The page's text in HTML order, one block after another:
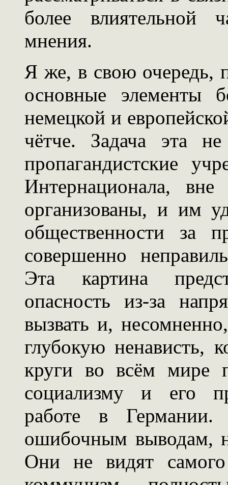
более влиятельной
мнения.
Я же, в свою очередь,
основные элементы
немецкой и
чётче. Задача эта
пропагандистские
Интернационала,
организованы, и им
общественности за
совершенно
Эта картина
опасность из-за
вызвать и,
глубокую ненависть,
круги во всём мире
социализму и его
работе в
ошибочным выводам,
Они не видят